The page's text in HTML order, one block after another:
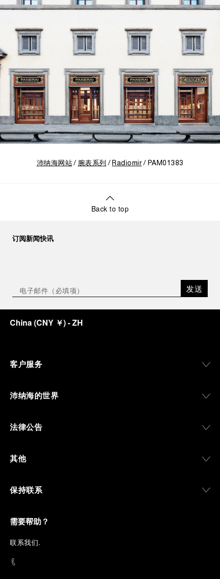
沛纳海网站 腕表系列 Radiomir PAM01383
Back to top
订阅新闻快讯
发送
China(CNY ￥)- ZH
客户服务
沛纳海的世界
法律公告
其他
保持联系
需要帮助？
联系我们.